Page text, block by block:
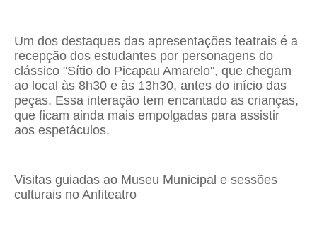
Um dos destaques das apresentações teatrais é a
recepção dos estudantes por personagens do
clássico "Sítio do Picapau Amarelo", que chegam
ao local às 8h30 e às 13h30, antes do início das
peças. Essa interação tem encantado as crianças,
que ficam ainda mais empolgadas para assistir
aos espetáculos.
Visitas guiadas ao Museu Municipal e sessões
culturais no Anfiteatro